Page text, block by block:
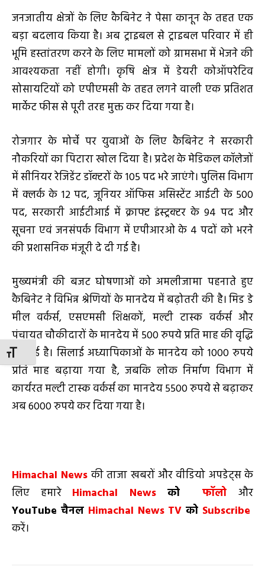
TOGGLE FONT SIZE
जनजातीय क्षेत्रों के लिए कैबिनेट ने पेसा कानून के तहत एक
बड़ा बदलाव किया है। अब ट्राइबल से ट्राइबल परिवार में ही
भूमि हस्तांतरण करने के लिए मामलों को ग्रामसभा में भेजने की
आवश्यकता नहीं होगी। कृषि क्षेत्र में डेयरी कोऑपरेटिव
सोसायटियों को एपीएमसी के तहत लगने वाली एक प्रतिशत
मार्केट फीस से पूरी तरह मुक्त कर दिया गया है।
रोजगार के मोर्चे पर युवाओं के लिए कैबिनेट ने सरकारी
नौकरियों का पिटारा खोल दिया है। प्रदेश के मेडिकल कॉलेजों
में सीनियर रेजिडेंट डॉक्टरों के 105 पद भरे जाएंगे। पुलिस विभाग
में क्लर्क के 12 पद, जूनियर ऑफिस असिस्टेंट आईटी के 500
पद, सरकारी आईटीआई में क्राफ्ट इंस्ट्रक्टर के 94 पद और
सूचना एवं जनसंपर्क विभाग में एपीआरओ के 4 पदों को भरने
की प्रशासनिक मंजूरी दे दी गई है।
मुख्यमंत्री की बजट घोषणाओं को अमलीजामा पहनाते हुए
कैबिनेट ने विभिन्न श्रेणियों के मानदेय में बढ़ोतरी की है। मिड डे
मील वर्कर्स, एसएमसी शिक्षकों, मल्टी टास्क वर्कर्स और
पंचायत चौकीदारों के मानदेय में 500 रुपये प्रति माह की वृद्धि
की गई है। सिलाई अध्यापिकाओं के मानदेय को 1000 रुपये
प्रति माह बढ़ाया गया है, जबकि लोक निर्माण विभाग में
कार्यरत मल्टी टास्क वर्कर्स का मानदेय 5500 रुपये से बढ़ाकर
अब 6000 रुपये कर दिया गया है।
Himachal News की ताजा खबरों और वीडियो अपडेट्स के
लिए हमारे Himachal News को फॉलो
और
YouTube चैनल Himachal News TVको Subscribe
करें।